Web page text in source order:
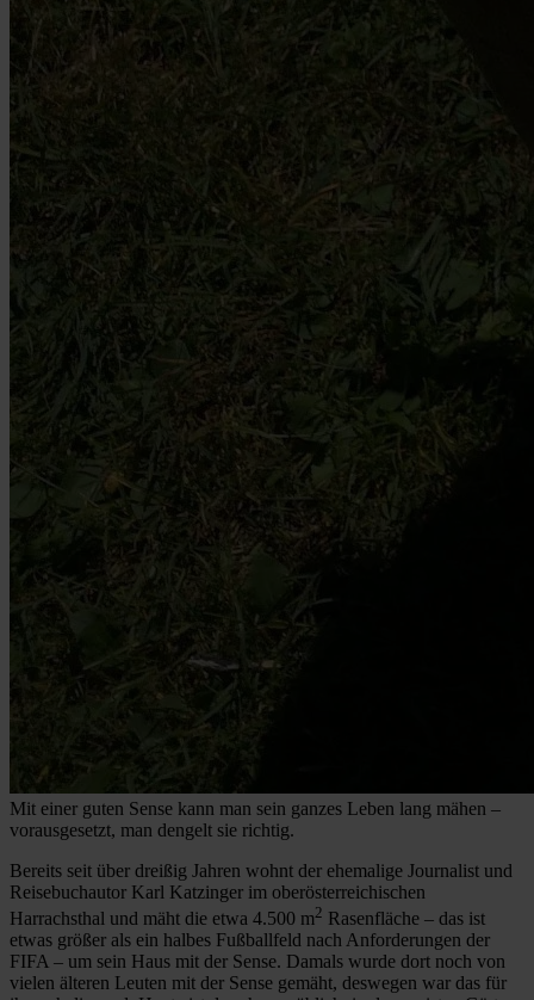
Mit einer guten Sense kann man sein ganzes Leben lang mähen –
vorausgesetzt, man dengelt sie richtig.
Bereits seit über dreißig Jahren wohnt der ehemalige Journalist und
Reisebuchautor Karl Katzinger im oberösterreichischen
Harrachsthal und mäht die etwa 4.500 m2 Rasenfläche – das ist
etwas größer als ein halbes Fußballfeld nach Anforderungen der
FIFA – um sein Haus mit der Sense. Damals wurde dort noch von
vielen älteren Leuten mit der Sense gemäht, deswegen war das für